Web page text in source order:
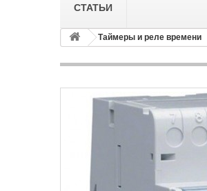
СТАТЬИ
Таймеры и реле времени